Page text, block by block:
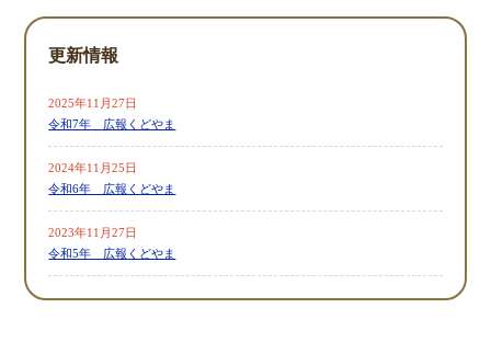
更新情報
2025年11月27日
令和7年 広報くどやま
2024年11月25日
令和6年 広報くどやま
2023年11月27日
令和5年 広報くどやま